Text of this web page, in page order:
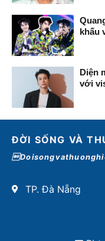
khấu
Diện
với
ĐỜI SỐNG VÀ
TP. Đà Nẵng